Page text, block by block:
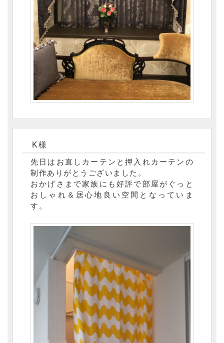
K様
先日はお直しカーテンと押入れカーテンの
制作ありがとうございました。
おかげさまで家族にも好評で部屋がぐっと
おしゃれ＆居心地良い空間となっていま
す。